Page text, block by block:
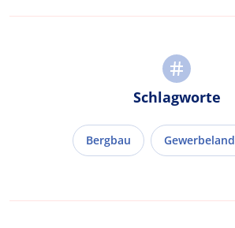
Schlagworte
Bergbau